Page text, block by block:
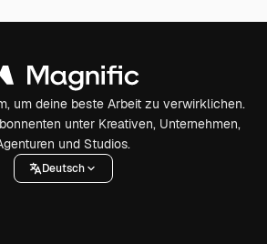
um deine beste Arbeit zu verwirklichen.
unter Kreativen, Unternehmen,
und Studios.
Deutsch